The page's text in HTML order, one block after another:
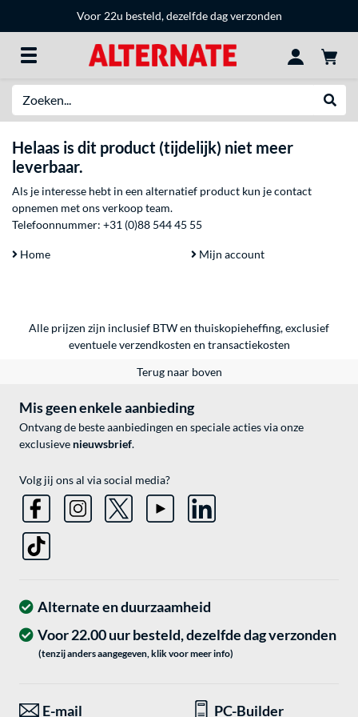
Voor 22u besteld, dezelfde dag verzonden
Helaas is dit product (tijdelijk) niet meer
leverbaar.
Als je interesse hebt in een alternatief product kun je contact
opnemen met ons verkoop team.
Telefoonnummer: +31 (0)88 544 45 55
Home Mijn account
Alle prijzen zijn inclusief BTW en thuiskopieheffing, exclusief
eventueleverzendkosten en transactiekosten
Terug naar boven
Mis geen enkele aanbieding
Ontvang de beste aanbiedingen en speciale acties via onze
exclusieve nieuwsbrief.
Volg jij ons al via social media?
Alternate en duurzaamheid
Voor 22.00 uur besteld, dezelfde dag verzonden
(tenzij anders aangegeven, klik voor meer info)
E-mail PC-Builder